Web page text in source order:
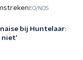
EO/NOS
bij Huntelaar:
niet'